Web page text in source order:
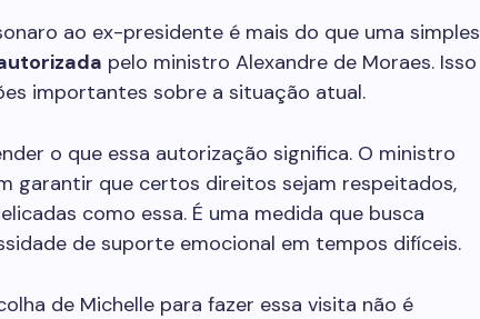
ao ex-presidente é mais do que uma simples
pelo ministro Alexandre de Moraes. Isso
importantes sobre a situação atual.
o que essa autorização significa. O ministro
garantir que certos direitos sejam respeitados,
como essa. É uma medida que busca
de suporte emocional em tempos difíceis.
de Michelle para fazer essa visita não é